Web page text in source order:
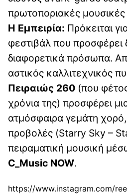
πρωτοποριακές μουσικές
Η Εμπειρία: Πρόκειται
φεστιβάλ που προσφέρει
διαφορετικά πρόσωπα.
αστικός καλλιτεχνικός
Πειραιώς 260 (που
χρόνια της) προσφέρει
ατμόσφαιρα γεμάτη
προβολές (Starry Sky –
πειραματική μουσική
C_Music NOW.
https://www.instagram.com/